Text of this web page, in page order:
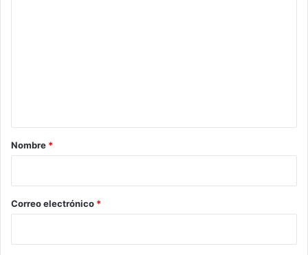
r
*
Nombre *
Correo electrónico *